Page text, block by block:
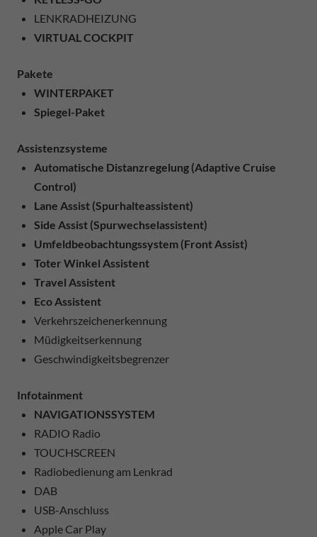
LENKRADHEIZUNG
VIRTUAL COCKPIT
Pakete
WINTERPAKET
Spiegel-Paket
Assistenzsysteme
Automatische Distanzregelung (Adaptive Cruise
Control)
Lane Assist (Spurhalteassistent)
Side Assist (Spurwechselassistent)
Umfeldbeobachtungssystem (Front Assist)
Toter Winkel Assistent
Travel Assistent
Eco Assistent
Verkehrszeichenerkennung
Müdigkeitserkennung
Geschwindigkeitsbegrenzer
Infotainment
NAVIGATIONSSYSTEM
RADIO Radio
TOUCHSCREEN
Radiobedienung am Lenkrad
DAB
USB-Anschluss
Apple Car Play